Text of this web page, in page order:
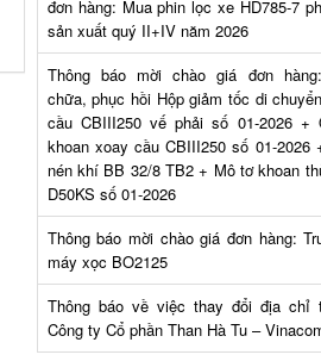
đơn hàng: Mua phin lọc xe HD785-7
sản xuất quý II+IV năm 2026
Thông báo mời chào giá đơn
chữa, phục hồi Hộp giảm tốc di
cầu CBIII250 vế phải số 01-2026 +
khoan xoay cầu CBIII250 số 01-2026
nén khí BB 32/8 TB2 + Mô tơ khoan
D50KS số 01-2026
Thông báo mời chào giá đơn hàng:
máy xọc BO2125
Thông báo về việc thay đổi địa chỉ
Công ty Cổ phần Than Hà Tu –